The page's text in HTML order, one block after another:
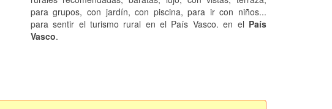
para grupos, con jardín, con piscina, para ir con niños...
para sentir el turismo rural en el País Vasco. en el País
Vasco.